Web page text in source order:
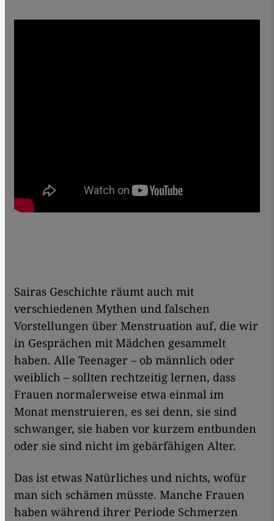
Sairas Geschichte räumt auch mit
verschiedenen Mythen und falschen
Vorstellungen über Menstruation auf, die wir
in Gesprächen mit Mädchen gesammelt
haben. Alle Teenager – ob männlich oder
weiblich – sollten rechtzeitig lernen, dass
Frauen normalerweise etwa einmal im
Monat menstruieren, es sei denn, sie sind
schwanger, sie haben vor kurzem entbunden
oder sie sind nicht im gebärfähigen Alter.
Das ist etwas Natürliches und nichts, wofür
man sich schämen müsste. Manche Frauen
haben während ihrer Periode Schmerzen